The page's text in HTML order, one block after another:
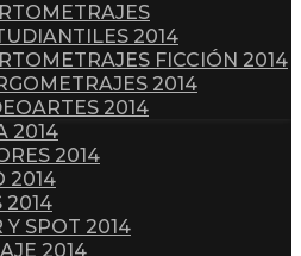
2014
FICCIÓN 2014
2014
2014
2014
2014
2014
2014
Y SPOT 2014
2014